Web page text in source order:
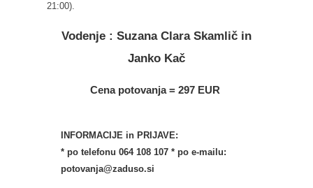
21:00).
Vodenje : Suzana Clara Skamlič in
Janko Kač
Cena potovanja = 297 EUR
INFORMACIJE in PRIJAVE:
* po telefonu 064 108 107* po e-mailu:
potovanja@zaduso.si